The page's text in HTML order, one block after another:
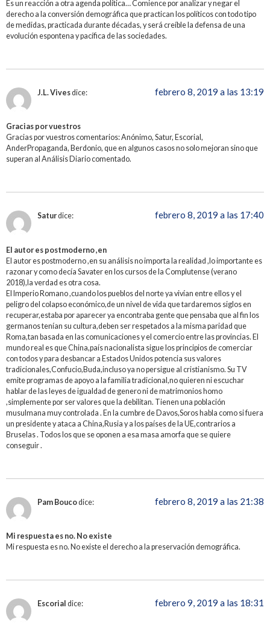
Es un reacción a otra agenda política… Comience por analizar y negar el
derecho a la conversión demográfica que practican los políticos con todo tipo
de medidas, practicada durante décadas, y será creíble la defensa de una
evolución espontena y pacífica de las sociedades.
J.L. Vivesdice: febrero 8, 2019 a las 13:19
Gracias por vuestros
Gracias por vuestros comentarios: Anónimo, Satur, Escorial,
AnderPropaganda, Berdonio, que en algunos casos no solo mejoran sino que
superan al Análisis Diario comentado.
Saturdice: febrero 8, 2019 a las 17:40
El autor es postmoderno ,en
El autor es postmoderno ,en su análisis no importa la realidad ,lo importante es
razonar y como decía Savater en los cursos de la Complutense (verano
2018),la verdad es otra cosa.
El Imperio Romano ,cuando los pueblos del norte ya vivían entre ellos y el
peligro del colapso económico,de un nivel de vida que tardaremos siglos en
recuperar,estaba por aparecer ya encontraba gente que pensaba que al fin los
germanos tenían su cultura,deben ser respetados a la misma paridad que
Roma,tan basada en las comunicaciones y el comercio entre las provincias. El
mundo real es que China,país nacionalista sigue los principios de comerciar
con todos y para desbancar a Estados Unidos potencia sus valores
tradicionales,Confucio,Buda,incluso ya no persigue al cristianismo. Su TV
emite programas de apoyo a la familia tradicional,no quieren ni escuchar
hablar de las leyes de igualdad de genero ni de matrimonios homo
,simplemente por ser valores que la debilitan. Tienen una población
musulmana muy controlada . En la cumbre de Davos,Soros habla como si fuera
un presidente y ataca a China,Rusia y a los países de la UE,contrarios a
Bruselas . Todos los que se oponen a esa masa amorfa que se quiere
conseguir .
Pam Boucodice: febrero 8, 2019 a las 21:38
Mi respuesta es no. No existe
Mi respuesta es no. No existe el derecho a la preservación demográfica.
Escorial dice: febrero 9, 2019 a las 18:31